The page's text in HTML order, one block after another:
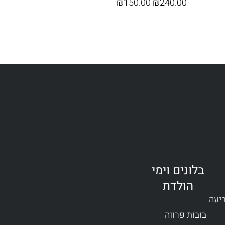
₪240.00
₪150.00
בלונים וימי
הולדת
בובות פרווה